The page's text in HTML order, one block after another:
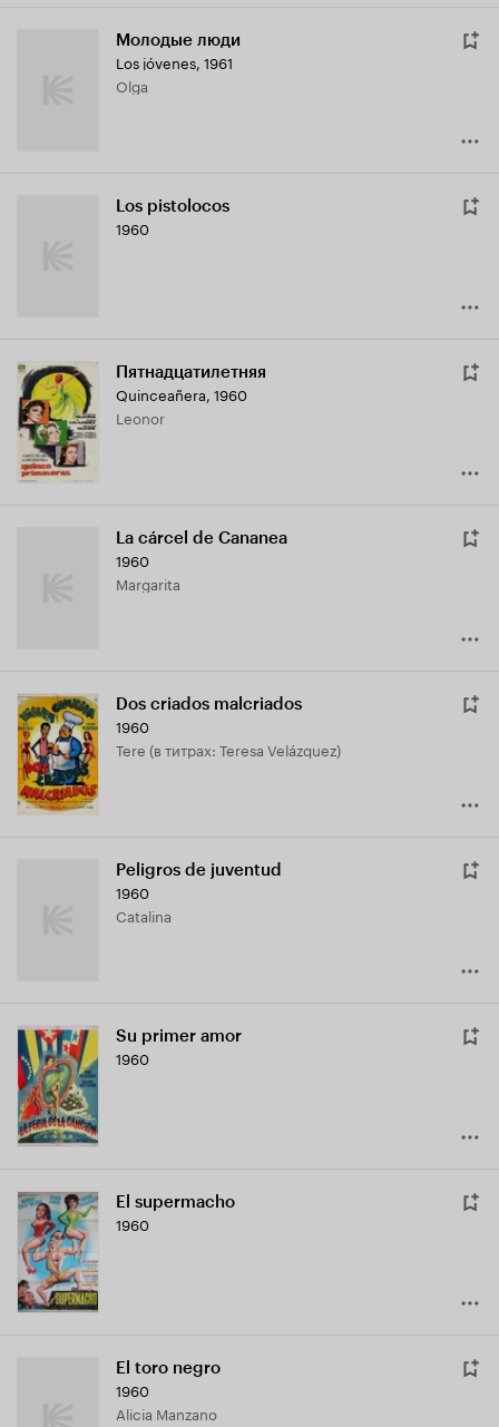
Молодые люди
Los jóvenes, 1961
Olga
Los pistolocos
1960
Пятнадцатилетняя
Quinceañera, 1960
Leonor
La cárcel de Cananea
1960
Margarita
Dos criados malcriados
1960
Tere (в титрах: Teresa Velázquez)
Peligros de juventud
1960
Catalina
Su primer amor
1960
El supermacho
1960
El toro negro
1960
Alicia Manzano